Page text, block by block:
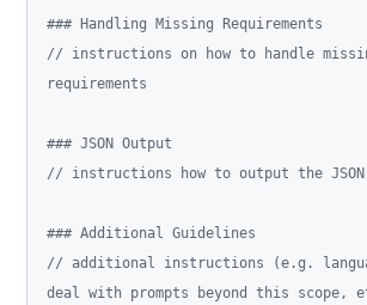
### Handling Missing Requirements
// instructions on how to handle
requirements
### JSON Output
// instructions how to output the JSON
### Additional Guidelines
// additional instructions (e.g.